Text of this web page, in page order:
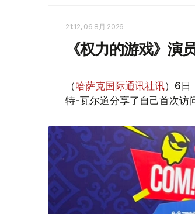
21:12, 06 8月 2026
《权力的游戏》演
（哈萨克国际通讯社讯）6日
特-瓦尔道分享了自己首次访